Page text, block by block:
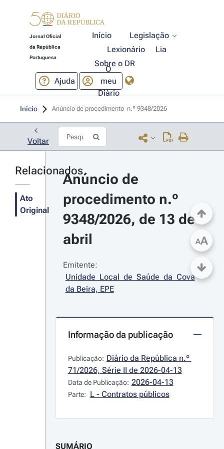
Jornal Oficial
da República
Portuguesa
Início
Legislação
Lexionário
Lia
Sobre o DR
Ajuda
O
meu
Diário
Início Anúncio de procedimento  n.º 9348/2026
Voltar
Relacionados
Ato
Original
Anúncio de
procedimento n.º
9348/2026, de 13 de
abril
Emitente:
Unidade Local de Saúde da Cova
da Beira, EPE
Informação da publicação
Publicação: Diário da República n.º
71/2026, Série II de 2026-04-13
Data de Publicação: 2026-04-13
Parte: L - Contratos públicos
SUMÁRIO
AA